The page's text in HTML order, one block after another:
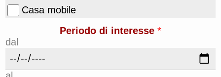
Casa mobile
Periodo di interesse *
dal